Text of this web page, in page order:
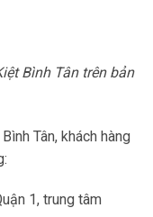
Bình Tân trên bản
Tân, khách hàng
1, trung tâm